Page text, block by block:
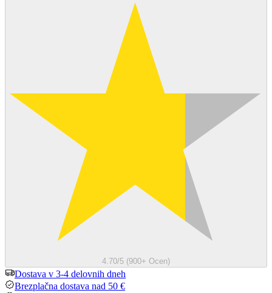
4.70/5 (900+ Ocen)
Dostava v 3-4 delovnih dneh
Brezplačna dostava nad 50 €